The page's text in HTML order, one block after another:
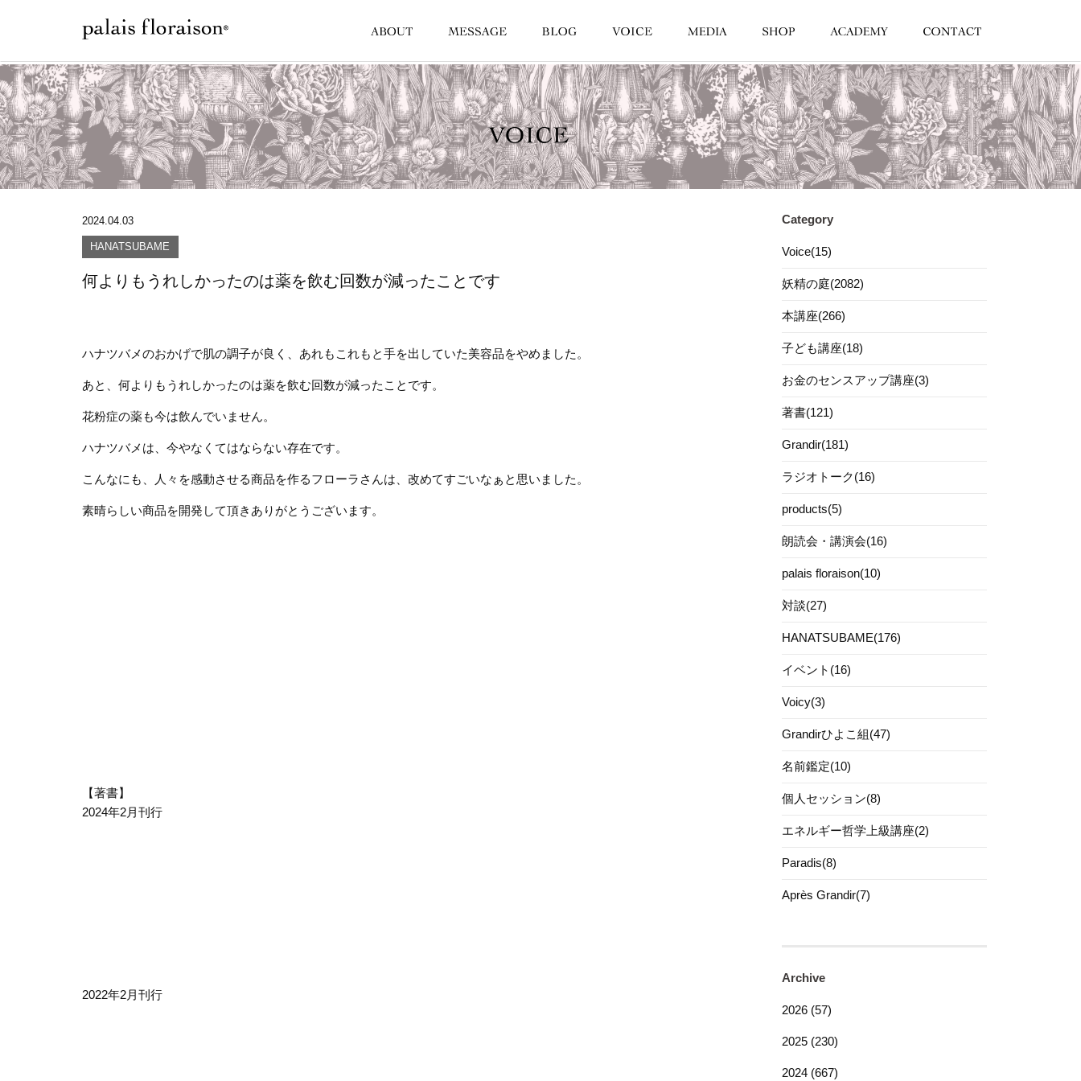
2024.04.03
HANATSUBAME
何よりもうれしかったのは薬を飲む回数が減ったことです
ハナツバメのおかげで肌の調子が良く、あれもこれもと手を出していた美容品をやめました。
あと、何よりもうれしかったのは薬を飲む回数が減ったことです。
花粉症の薬も今は飲んでいません。
ハナツバメは、今やなくてはならない存在です。
こんなにも、人々を感動させる商品を作るフローラさんは、改めてすごいなぁと思いました。
素晴らしい商品を開発して頂きありがとうございます。
【著書】
2024年2月刊行
2022年2月刊行
Category
Voice(15)
妖精の庭(2082)
本講座(266)
子ども講座(18)
お金のセンスアップ講座(3)
著書(121)
Grandir(181)
ラジオトーク(16)
products(5)
朗読会・講演会(16)
palais floraison(10)
対談(27)
HANATSUBAME(176)
イベント(16)
Voicy(3)
Grandirひよこ組(47)
名前鑑定(10)
個人セッション(8)
エネルギー哲学上級講座(2)
Paradis(8)
Après Grandir(7)
Archive
2026 (57)
2025 (230)
2024 (667)